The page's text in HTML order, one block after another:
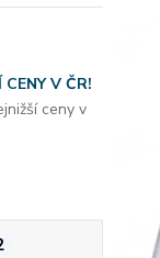
CENY V ČR!
ceny v